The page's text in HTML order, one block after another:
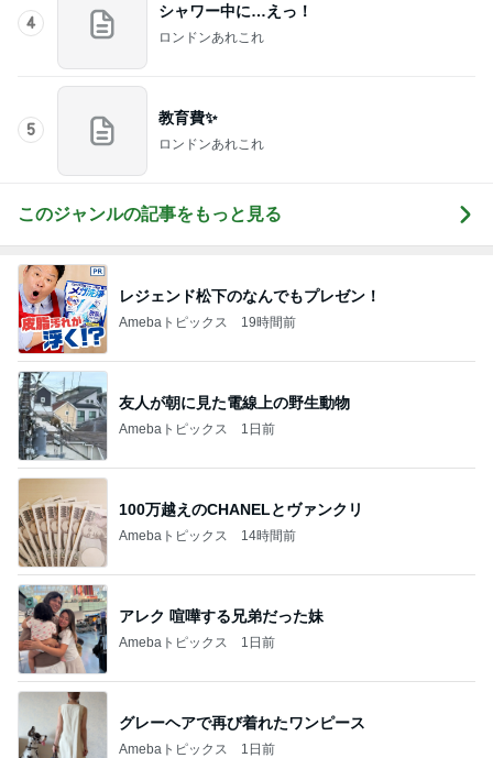
4
シャワー中に…えっ！
ロンドンあれこれ
5
教育費✨
ロンドンあれこれ
このジャンルの記事をもっと見る
レジェンド松下のなんでもプレゼン！
Amebaトピックス 19時間前
友人が朝に見た電線上の野生動物
Amebaトピックス 1日前
100万越えのCHANELとヴァンクリ
Amebaトピックス 14時間前
アレク 喧嘩する兄弟だった妹
Amebaトピックス 1日前
グレーヘアで再び着れたワンピース
Amebaトピックス 1日前